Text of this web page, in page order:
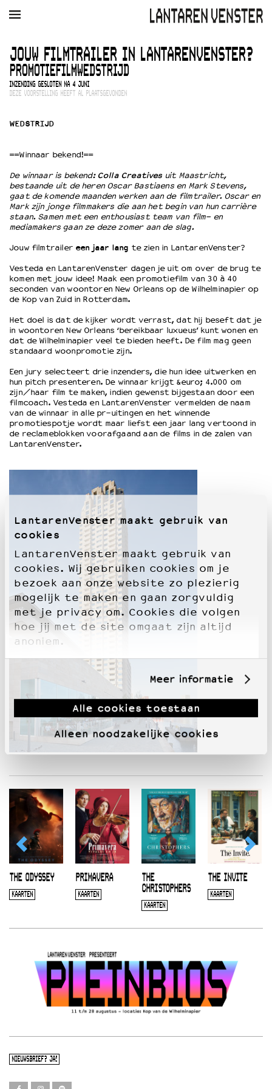
LantarenVenster maakt gebruik van
cookies
LantarenVenster maakt gebruik van
cookies. Wij gebruiken cookies om je
bezoek aan onze website zo plezierig
mogelijk te maken en gaan zorgvuldig
met je privacy om. Cookies die volgen
hoe jij met de site omgaat zijn altijd
anoniem.
Meer informatie
Alle cookies toestaan
Alleen noodzakelijke cookies
AGENDA FILM MUZIEK RESTAURANT VERHUUR
Winkelmandje
Zoek
Openingstijden & contact
Kaartverkoop
EDUCATIE
Schoolvoorstellingen
Filmprogramma’s Primair Onderwijs
Filmprogramma’s VO/MBO
OVER LANTARENVENSTER
Wat we doen
Werken bij
Wie is wie
Historie
Partners
Huisregels
Privacyverklaring
Integriteits- en gedragscode
Duurzaamheid
Ruimte voor artistieke vrijheid – VNPF
JOUW FILMTRAILER IN LANTARENVENSTER?
PROMOTIEFILMWEDSTRIJD
INZENDING GESLOTEN NA 4 JUNI
DEZE VOORSTELLING HEEFT AL PLAATSGEVONDEN
WEDSTRIJD
==Winnaar bekend!==
De winnaar is bekend: Colla Creativesuit Maastricht,
bestaande uit de heren Oscar Bastiaens en Mark Stevens,
gaat de komende maanden werken aan de filmtrailer. Oscar en
Mark zijn jonge filmmakers die aan het begin van hun carrière
staan. Samen met een enthousiast team van film- en
mediamakers gaan ze deze zomer aan de slag.
Jouw filmtrailer een jaar lang te zien in LantarenVenster?
Vesteda en LantarenVenster dagen je uit om over de brug te
komen met jouw idee! Maak een promotiefilm van 30 à 40
seconden van woontoren New Orleans op de Wilhelminapier op
de Kop van Zuid in Rotterdam.
Het doel is dat de kijker wordt verrast, dat hij beseft dat je
in woontoren New Orleans ‘bereikbaar luxueus’ kunt wonen en
dat de Wilhelminapier veel te bieden heeft. De film mag geen
standaard woonpromotie zijn.
Een jury selecteert drie inzenders, die hun idee uitwerken en
hun pitch presenteren. De winnaar krijgt &euro; 4.000 om
zijn/haar film te maken, indien gewenst bijgestaan door een
filmcoach. Vesteda en LantarenVenster vermelden de naam
van de winnaar in alle pr-uitingen en het winnende
promotiespotje wordt maar liefst een jaar lang vertoond in
de reclameblokken voorafgaand aan de films in de zalen van
LantarenVenster.
THE ODYSSEY
KAARTEN
PRIMAVERA
KAARTEN
THE
CHRISTOPHERS
KAARTEN
THE INVITE
KAARTEN
NIEUWSBRIEF? JA!